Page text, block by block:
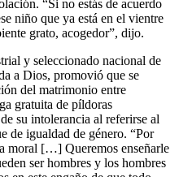
“Si no estás de acuerdo
niño que ya está en el vientre
grato, acogedor”, dijo.
y seleccionado nacional de
a Dios, promovió que se
del matrimonio entre
gratuita de píldoras
su intolerancia al referirse al
de igualdad de género. “Por
moral […] Queremos enseñarle
ser hombres y los hombres